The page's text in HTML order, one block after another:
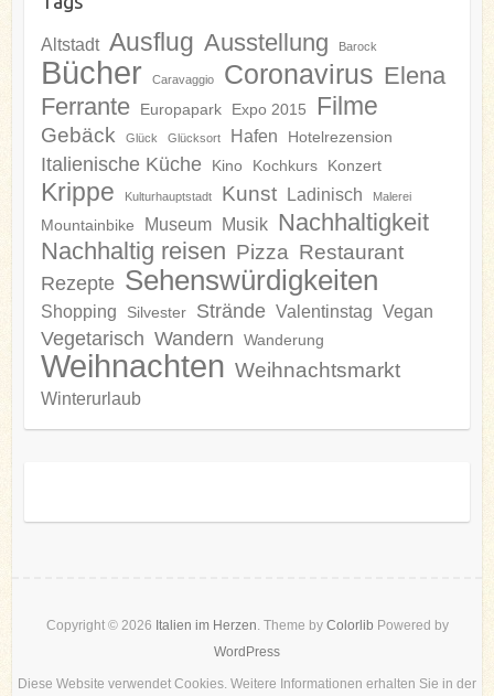
Altstadt Ausflug Ausstellung Barock
Bücher Caravaggio Coronavirus Elena
Ferrante
Europapark Expo 2015 Filme
Gebäck Glück Glücksort Hafen Hotelrezension
Italienische Küche Kino Kochkurs Konzert
Krippe Kulturhauptstadt Kunst Ladinisch Malerei
Mountainbike Museum Musik Nachhaltigkeit
Nachhaltig reisen Pizza Restaurant
Rezepte Sehenswürdigkeiten
Shopping Silvester Strände Valentinstag Vegan
Vegetarisch Wandern Wanderung
Weihnachten Weihnachtsmarkt
Winterurlaub
Copyright © 2026 Italien im Herzen. Theme by Colorlib Powered by
WordPress
Diese Website verwendet Cookies. Weitere Informationen erhalten Sie in der